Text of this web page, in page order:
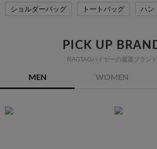
ショルダーバッグ トートバッグ ハン
PICK UP
RAGTAGバイヤーの厳選ブランド
MEN WOMEN